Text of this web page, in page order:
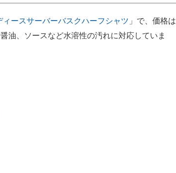
ィースサーバーバスクハーフシャツ 」で、価格は
油、ソースなど水溶性の汚れに対応していま